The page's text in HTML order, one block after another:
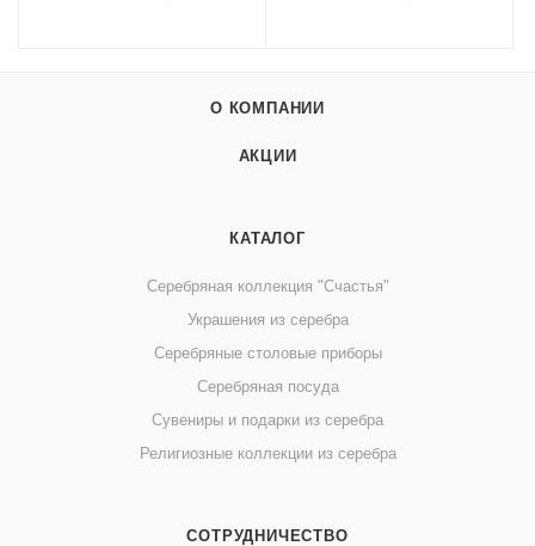
О КОМПАНИИ
АКЦИИ
КАТАЛОГ
Серебряная коллекция "Счастья"
Украшения из серебра
Серебряные столовые приборы
Серебряная посуда
Сувениры и подарки из серебра
Религиозные коллекции из серебра
СОТРУДНИЧЕСТВО